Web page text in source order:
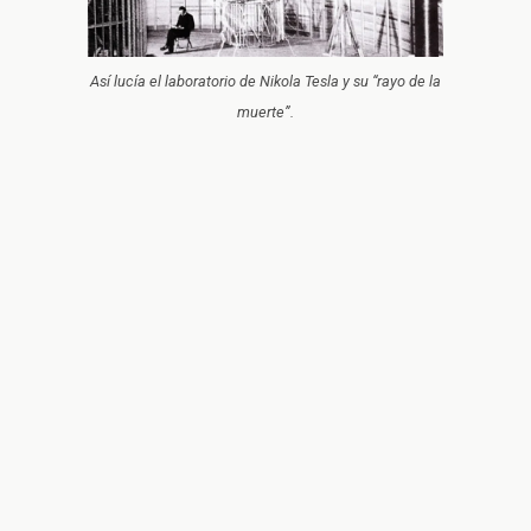
Así lucía el laboratorio de Nikola Tesla y su “rayo de la
muerte”.